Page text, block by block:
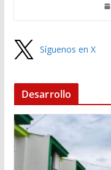
Síguenos en X
Desarrollo